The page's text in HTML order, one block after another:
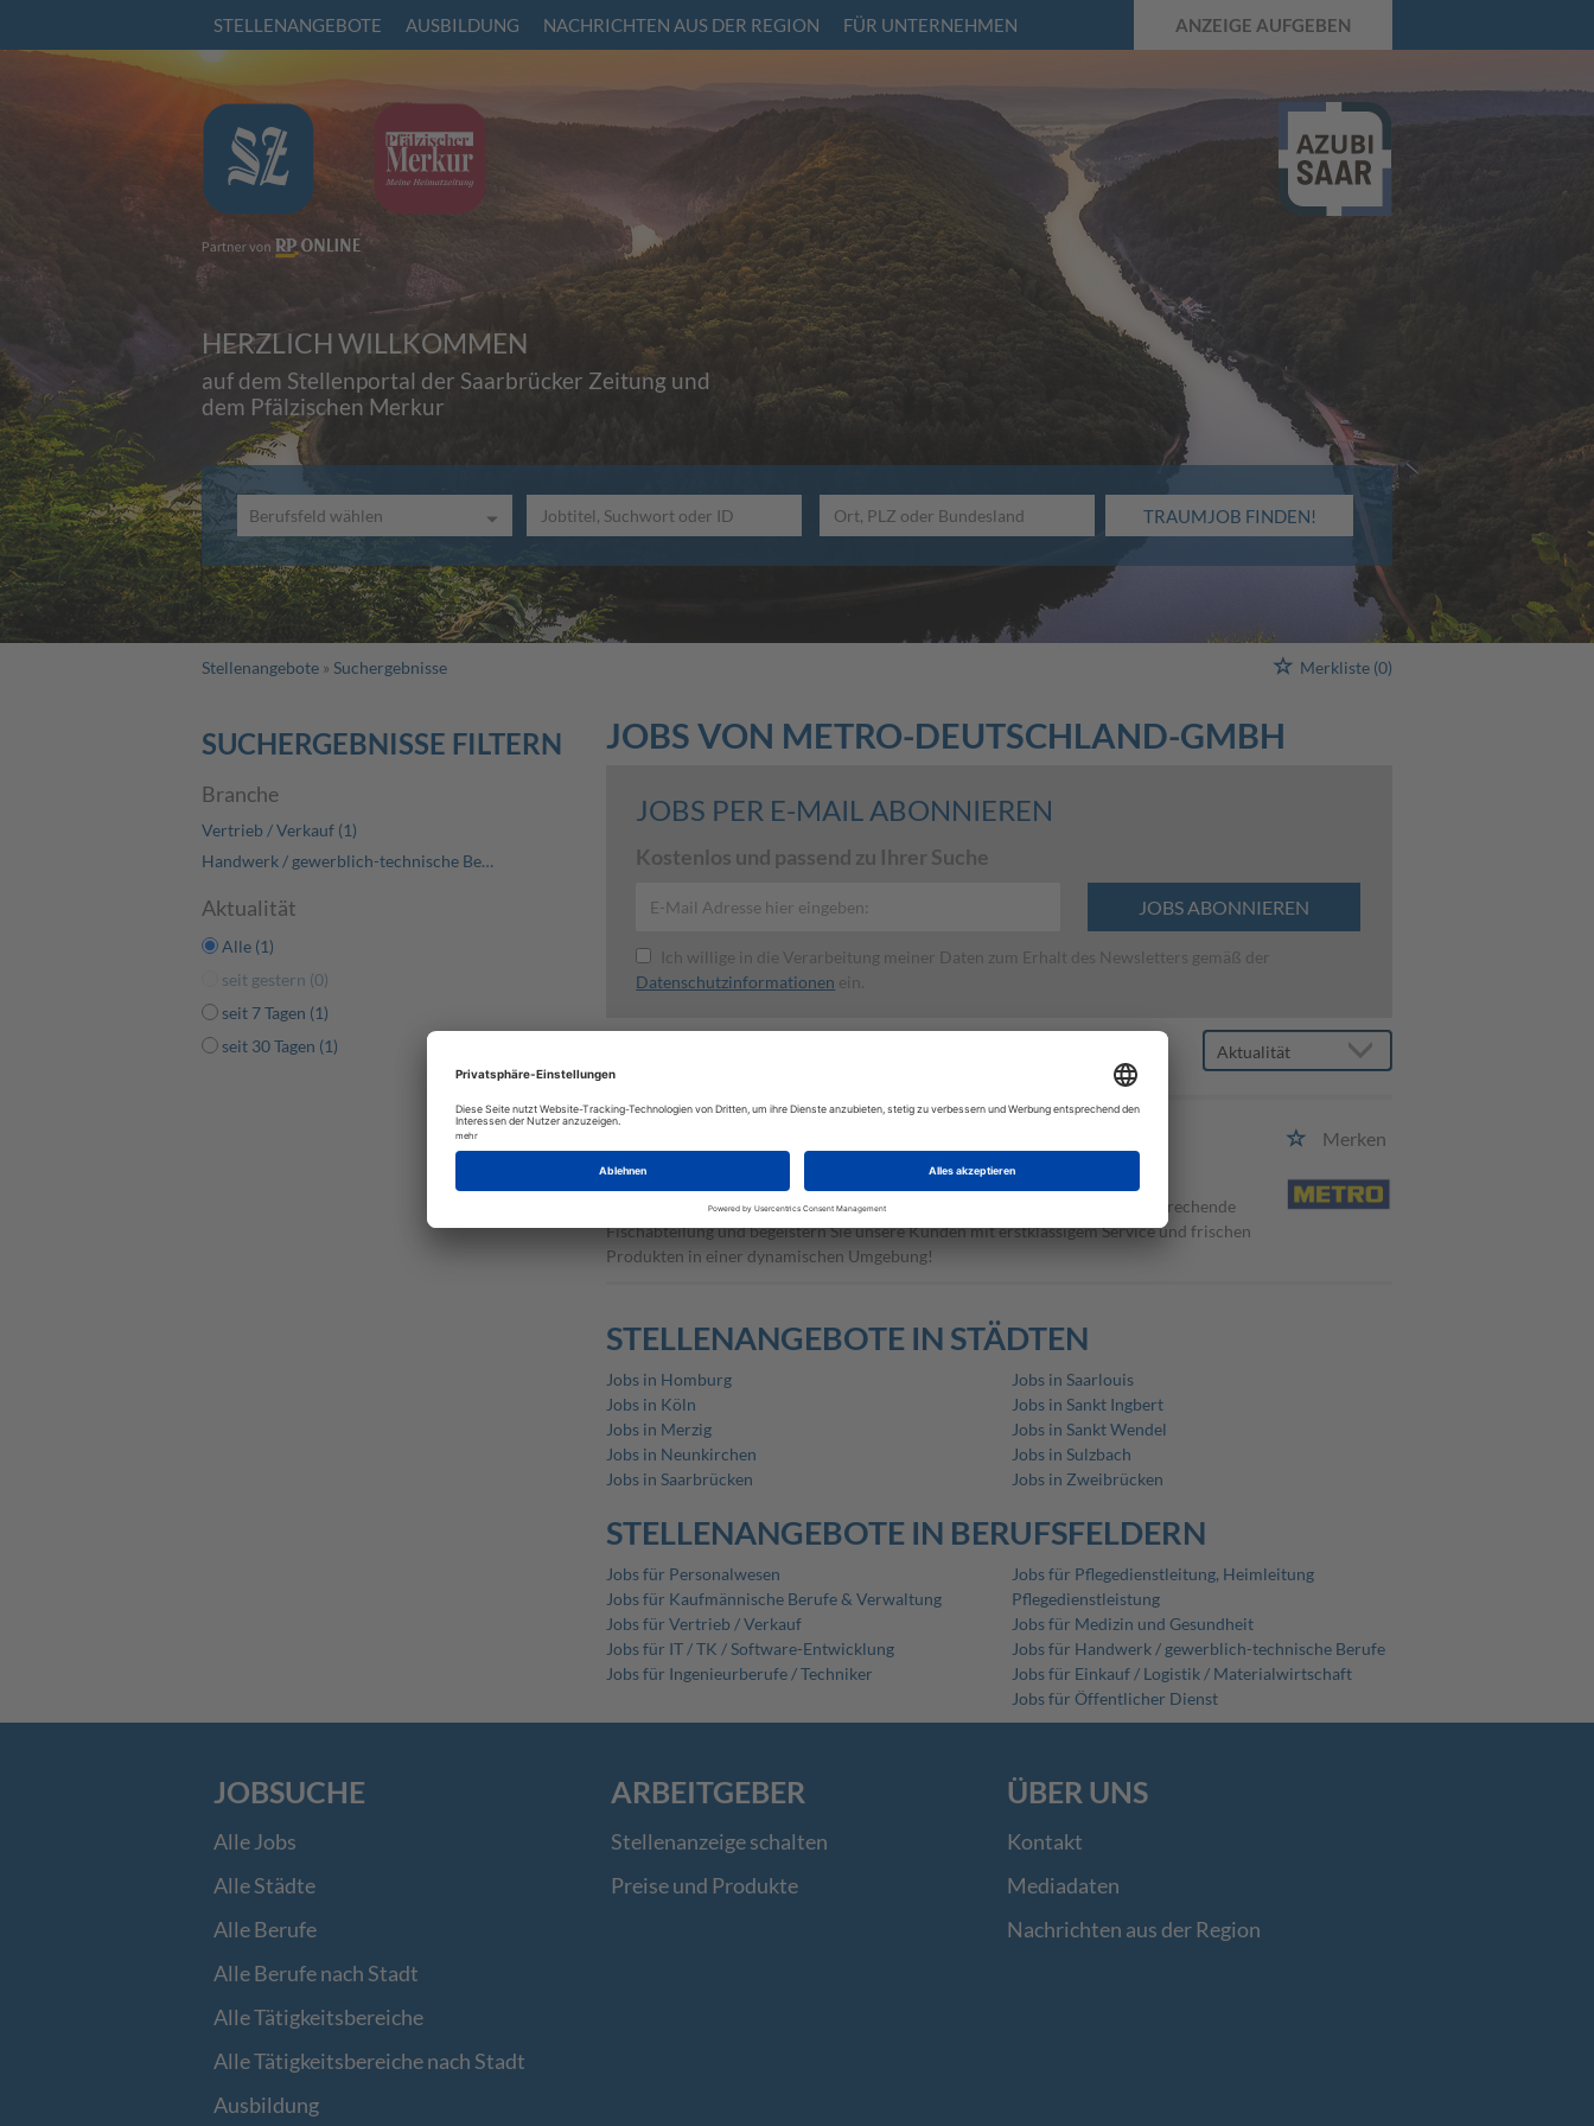
STELLENANGEBOTE AUSBILDUNG NACHRICHTEN AUS DER REGION FÜR UNTERNEHMEN ANZEIGE AUFGEBEN
HERZLICH WILLKOMMEN
auf dem Stellenportal der Saarbrücker Zeitung und
dem Pfälzischen Merkur
TRAUMJOB FINDEN!
Stellenangebote Suchergebnisse Merkliste (0)
SUCHERGEBNISSE FILTERN
Branche
Vertrieb / Verkauf (1)
Handwerk / gewerblich-technische Berufe (1)
Aktualität
Alle (1)
seit gestern (0)
seit 7 Tagen (1)
seit 30 Tagen (1)
JOBS VON METRO-DEUTSCHLAND-GMBH
JOBS PER E-MAIL ABONNIEREN
Kostenlos und passend zu Ihrer Suche
JOBS ABONNIEREN
Ich willige in die Verarbeitung meiner Daten zum Erhalt des Newsletters gemäß der
Datenschutzinformationen ein.
Merken
06.08.2026 /
/ Dortmund
Gestalten Sie als Verkäuferin an der Frischetheke Fisch bei METRO eine ansprechende
Fischabteilung und begeistern Sie unsere Kunden mit erstklassigem Service und frischen
Produkten in einer dynamischen Umgebung!
STELLENANGEBOTE IN STÄDTEN
Jobs in Homburg
Jobs in Köln
Jobs in Merzig
Jobs in Neunkirchen
Jobs in Saarbrücken
Jobs in Saarlouis
Jobs in Sankt Ingbert
Jobs in Sankt Wendel
Jobs in Sulzbach
Jobs in Zweibrücken
STELLENANGEBOTE IN BERUFSFELDERN
Jobs für Personalwesen
Jobs für Kaufmännische Berufe & Verwaltung
Jobs für Vertrieb / Verkauf
Jobs für IT / TK / Software-Entwicklung
Jobs für Ingenieurberufe / Techniker
Jobs für Pflegedienstleitung, Heimleitung
Pflegedienstleistung
Jobs für Medizin und Gesundheit
Jobs für Handwerk / gewerblich-technische Berufe
Jobs für Einkauf / Logistik / Materialwirtschaft
Jobs für Öffentlicher Dienst
JOBSUCHE
Alle Jobs
Alle Städte
Alle Berufe
Alle Berufe nach Stadt
Alle Tätigkeitsbereiche
Alle Tätigkeitsbereiche nach Stadt
Ausbildung
ARBEITGEBER
Stellenanzeige schalten
Preise und Produkte
ÜBER UNS
Kontakt
Mediadaten
Nachrichten aus der Region